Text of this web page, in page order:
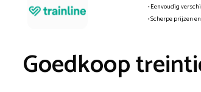
• Eenvoudig
• Scherpe prijzen
Goedkoop